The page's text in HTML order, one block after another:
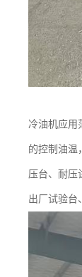
冷油机应用
的控制油温
压台、耐压
出厂试验台